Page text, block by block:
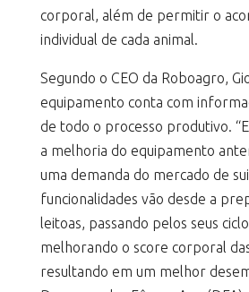
corporal, além de permitir o
individual de cada animal.
Segundo o CEO da Roboagro,
equipamento conta com
de todo o processo produtivo.
a melhoria do equipamento
uma demanda do mercado de
funcionalidades vão desde a
leitoas, passando pelos seus
melhorando o score corporal
resultando em um melhor